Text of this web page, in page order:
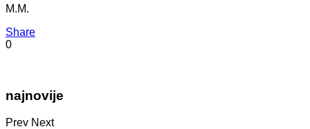
M.M.
Share
0
najnovije
Prev Next